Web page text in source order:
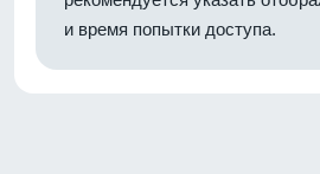
и время попытки доступа.